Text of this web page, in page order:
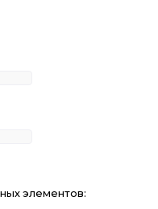
элементов: